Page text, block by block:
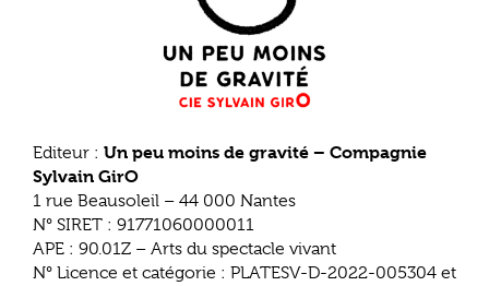
Editeur : Un peu moins de gravité – Compagnie
Sylvain GirO
1 rue Beausoleil – 44 000 Nantes
N° SIRET : 91771060000011
APE : 90.01Z – Arts du spectacle vivant
N° Licence et catégorie : PLATESV-D-2022-005304 et